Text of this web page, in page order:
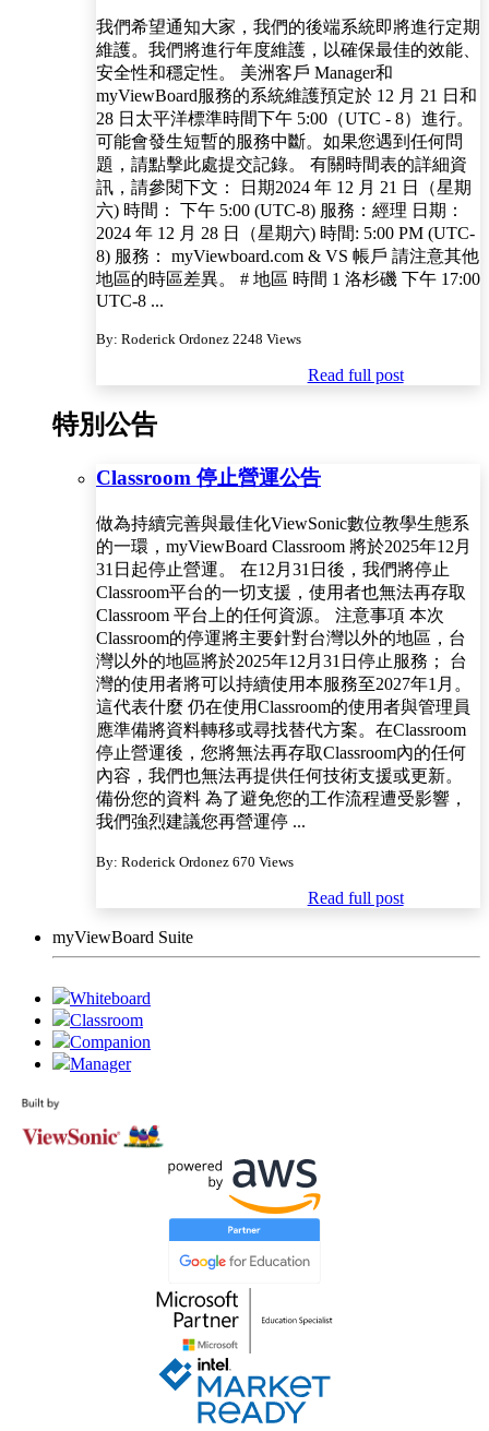
我們希望通知大家，我們的後端系統即將進行定期
維護。我們將進行年度維護，以確保最佳的效能、
安全性和穩定性。 美洲客戶 Manager和
myViewBoard服務的系統維護預定於 12 月 21 日和
28 日太平洋標準時間下午 5:00（UTC - 8）進行。
可能會發生短暫的服務中斷。如果您遇到任何問
題，請點擊此處提交記錄。 有關時間表的詳細資
訊，請參閱下文： 日期2024 年 12 月 21 日（星期
六) 時間： 下午 5:00 (UTC-8) 服務：經理 日期：
2024 年 12 月 28 日（星期六) 時間: 5:00 PM (UTC-
8) 服務： myViewboard.com & VS 帳戶 請注意其他
地區的時區差異。 # 地區 時間 1 洛杉磯 下午 17:00
UTC-8 ...
By: Roderick Ordonez 2248 Views
Read full post
特別公告
Classroom 停止營運公告
做為持續完善與最佳化ViewSonic數位教學生態系
的一環，myViewBoard Classroom 將於2025年12月
31日起停止營運。 在12月31日後，我們將停止
Classroom平台的一切支援，使用者也無法再存取
Classroom 平台上的任何資源。 注意事項 本次
Classroom的停運將主要針對台灣以外的地區，台
灣以外的地區將於2025年12月31日停止服務； 台
灣的使用者將可以持續使用本服務至2027年1月。
這代表什麼 仍在使用Classroom的使用者與管理員
應準備將資料轉移或尋找替代方案。在Classroom
停止營運後，您將無法再存取Classroom內的任何
內容，我們也無法再提供任何技術支援或更新。
備份您的資料 為了避免您的工作流程遭受影響，
我們強烈建議您再營運停 ...
By: Roderick Ordonez 670 Views
Read full post
myViewBoard Suite
Whiteboard
Classroom
Companion
Manager